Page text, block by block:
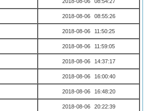
2018-08-06 08:55:26
2018-08-06 11:50:25
2018-08-06 11:59:05
2018-08-06 14:37:17
2018-08-06 16:00:40
2018-08-06 16:48:20
2018-08-06 20:22:39